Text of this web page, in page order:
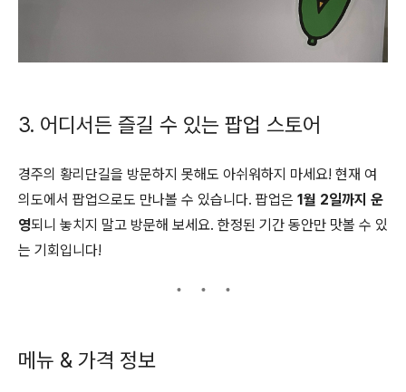
3. 어디서든 즐길 수 있는 팝업 스토어
경주의 황리단길을 방문하지 못해도 아쉬워하지 마세요! 현재 여
의도에서 팝업으로도 만나볼 수 있습니다. 팝업은 1월 2일까지 운
영되니 놓치지 말고 방문해 보세요. 한정된 기간 동안만 맛볼 수 있
는 기회입니다!
메뉴 & 가격 정보